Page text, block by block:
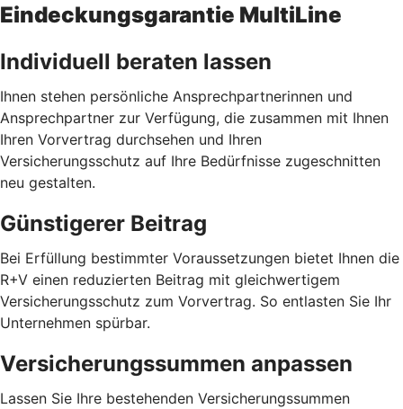
Eindeckungsgarantie MultiLine
Individuell beraten lassen
Ihnen stehen persönliche Ansprechpartnerinnen und
Ansprechpartner zur Verfügung, die zusammen mit Ihnen
Ihren Vorvertrag durchsehen und Ihren
Versicherungsschutz auf Ihre Bedürfnisse zugeschnitten
neu gestalten.
Günstigerer Beitrag
Bei Erfüllung bestimmter Voraussetzungen bietet Ihnen die
R+V einen reduzierten Beitrag mit gleichwertigem
Versicherungsschutz zum Vorvertrag. So entlasten Sie Ihr
Unternehmen spürbar.
Versicherungssummen anpassen
Lassen Sie Ihre bestehenden Versicherungssummen